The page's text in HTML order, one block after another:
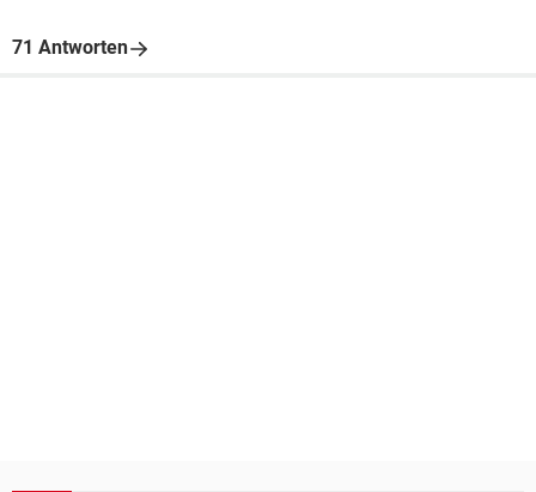
71 Antworten